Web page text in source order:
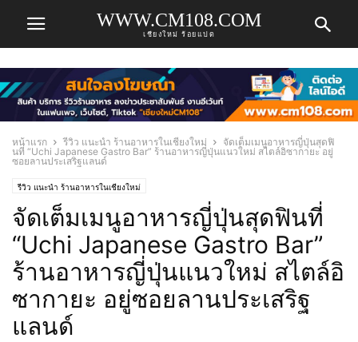
WWW.CM108.COM
เชียงใหม่ ร้อยแปด
หน้าแรก รีวิว แนะนำ ร้านอาหารในเชียงใหม่
จัดเต็มเมนูอาหารญี่ปุ่นสุดฟิ
นที่ “Uchi Japanese Gastro Bar” ร้านอาหารญี่ปุ่นแนวใหม่ สไตล์อิซากายะ อยู่
ซอยลานประเสริฐแลนด์
รีวิว แนะนำ ร้านอาหารในเชียงใหม่
จัดเต็มเมนูอาหารญี่ปุ่นสุดฟินที่
“Uchi Japanese Gastro Bar”
ร้านอาหารญี่ปุ่นแนวใหม่ สไตล์อิ
ซากายะ อยู่ซอยลานประเสริฐ
แลนด์